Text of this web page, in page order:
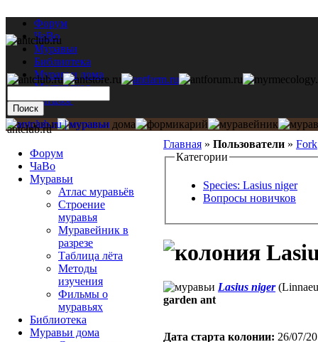
Форум
ЧаВо
Муравьи
Библиотека
Муравьи дома
Мастерская
Каталог
Главная » Пользователи » Fork
Категории
Species: Lasius niger
Вопросы новичков
Lasius niger
garden ant
Дата старта кoлонии: 26/07/
antclub.ru
Форум
ЧаВо
Муравьи
Атлас муравьёв
Строение
муравья
Муравейник в
разрезе
Таблица лёта
Методы
изучения
Фильмы о
муравьях
Библиотека
Муравьи дома